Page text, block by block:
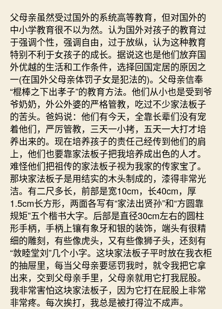
父母亲虽然受过国外的系统高等教育，但对国外的
中小学教育很不以为然。认为国外对孩子的教育过
于强调个性，强调自由，过于放纵，认为这种教育
特别不利于女孩子的成长。据说这也是他们放弃国
外优越的生活和工作条件，选择回国定居的原因之
一(在国外父母亲体罚子女是犯法的)。父母亲信奉
“棍棒之下出孝子”的教育方法。他们从小也是受到爷
爷奶奶，外公外婆的严格管教，吃过不少家法板子
的苦头。爸妈说：他们有今天，全靠长辈们没有宠
着他们，严厉管教，三天一小拷，五天一大打才培
养出来的。现在培养孩子的责任己经传到他们的肩
上，他们也要靠家法板子把我培养成出色的人才。
难怪他们把祖传的家法板子视为我家的传家宝了。
那块家法板子是用结实的木头制成的，漆得非常光
洁。有二尺多长，前部是宽10cm，长40cm，厚
1.5cm长方形，两面各写有“家法出贤孙”和“方圆靠
规矩”五个楷书大字。后部是直径30cm左右的圆柱
形手柄，手柄上镶有象牙和银的装饰，端头有很精
细的雕刻，有些像虎头，又有些像狮子头，还刻有
“敦睦堂刘”几个小字。这块家法板子平时放在我衣柜
的抽屉里，每当父母亲要惩罚我时，就令我把它拿
出来，交到父母亲手里，父母亲就用它打我屁股。
我非常害怕这块家法板子，因为它打在屁股上非常
非常疼。每次挨打，我总是被打得泣不成声。